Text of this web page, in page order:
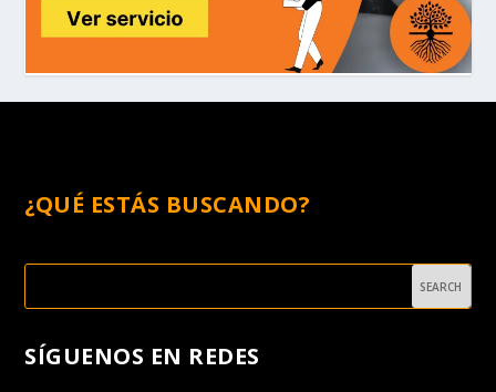
¿QUÉ ESTÁS BUSCANDO?
SÍGUENOS EN REDES